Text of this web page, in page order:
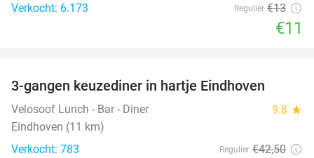
Verkocht: 6.173
Regulier €13
€11
3-gangen keuzediner in hartje Eindhoven
Velosoof Lunch - Bar - Diner 9.8 star
Eindhoven (11 km)
Verkocht: 783
Regulier €42,50